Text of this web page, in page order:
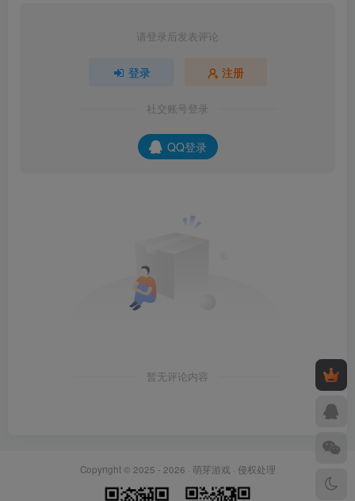
请登录后发表评论
登录 注册
社交账号登录
QQ登录
暂无评论内容
Copyright © 2025 - 2026 · 萌芽游戏 · 侵权处理